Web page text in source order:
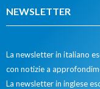
NEWSLETTER
La newsletter in italiano
con notizie a
La newsletter in inglese